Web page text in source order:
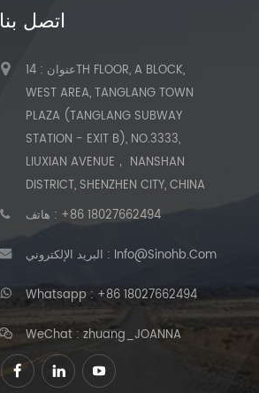
اتصل بنا
عنوان : 14TH FLOOR, A BLOCK,
WEST AREA, TANGLANG TOWN
PLAZA (TANGLANG SUBWAY
STATION - EXIT B), NO.3333,
LIUXIAN AVENUE， NANSHAN
DISTRICT, SHENZHEN CITY, CHINA
هاتف : +86 18027662494
البريد الإلكتروني : Info@sinohb.com
Whatsapp : +86 18027662494
WeChat : zhuang_JOANNA